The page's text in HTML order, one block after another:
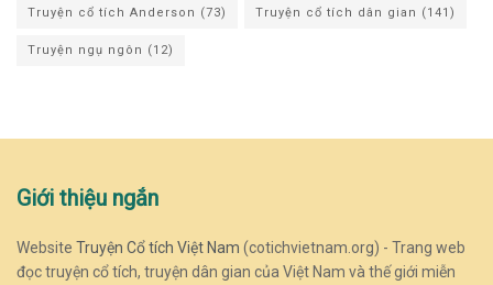
Truyện cổ tích Anderson (73) Truyện cổ tích dân gian (141)
Truyện ngụ ngôn (12)
Giới thiệu ngắn
Website Truyện Cổ tích Việt Nam (cotichvietnam.org) - Trang web
đọc truyện cổ tích, truyện dân gian của Việt Nam và thế giới miễn